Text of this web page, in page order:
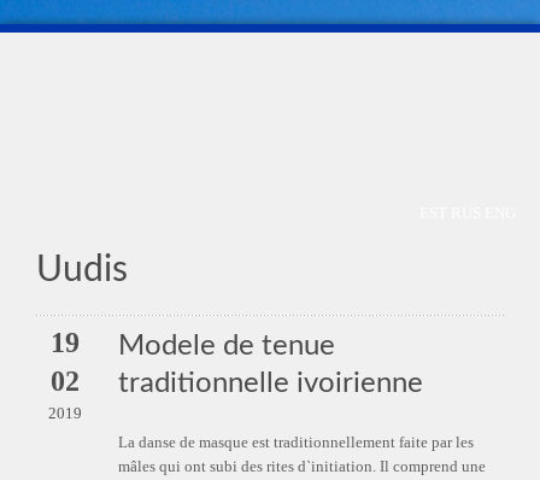
Uudis
19
02
2019
Modele de tenue
traditionnelle ivoirienne
La danse de masque est traditionnellement faite par les
mâles qui ont subi des rites d`initiation. Il comprend une